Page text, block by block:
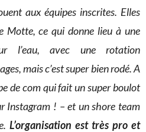
aux équipes inscrites. Elles
Motte, ce qui donne lieu à une
l’eau, avec une rotation
mais c’est super bien rodé. A
de com qui fait un super boulot
Instagram ! – et un shore team
L’organisation est très pro et